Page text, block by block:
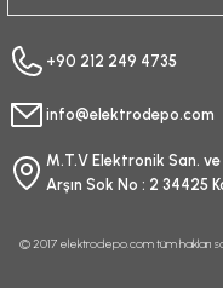
+90 212 249 4735
info@elektrodepo.com
M.T.V Elektronik San.
Arşın Sok No : 2 34425
© 2017 elektrodepo.com tüm hakları